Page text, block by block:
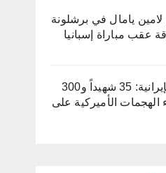
يامال في برشلونة
عقب مباراة إسبانيا
الصحة الإيرانية: 35 شهيداً و300
الهجمات الأميركية على